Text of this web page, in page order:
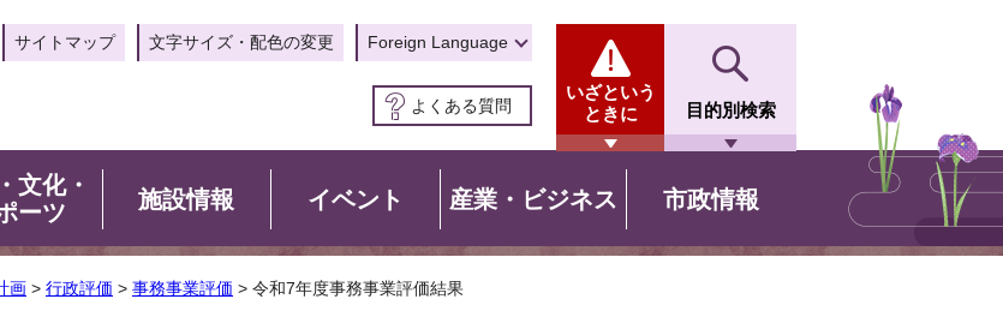
サイトマップ 文字サイズ・配色の変更 Foreign Language
よくある質問
いざという
ときに
目的別検索
文化・
ーツ
施設情報 イベント 産業・ビジネス 市政情報
画 > 行政評価 > 事務事業評価 > 令和7年度事務事業評価結果